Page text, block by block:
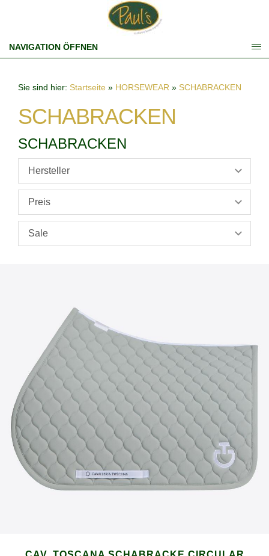
NAVIGATION ÖFFNEN
Sie sind hier: Startseite » HORSEWEAR » SCHABRACKEN
SCHABRACKEN
SCHABRACKEN
Hersteller
Preis
Sale